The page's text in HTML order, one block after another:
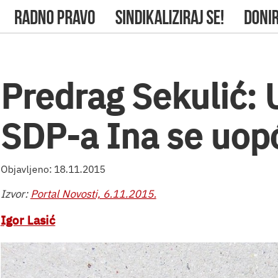
RADNO PRAVO SINDIKALIZIRAJ SE!
Predrag Sekulić:
SDP-a Ina se
Objavljeno: 18.11.2015
Izvor: Portal Novosti, 6.11.2015.
Igor Lasić